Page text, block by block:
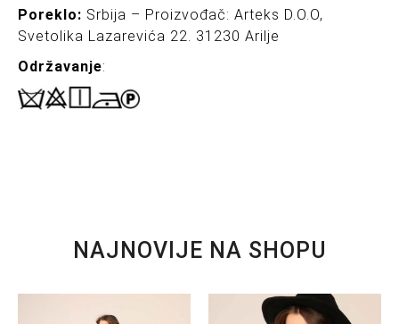
Poreklo: Srbija – Proizvođač: Arteks D.O.O,
Svetolika Lazarevića 22. 31230 Arilje
Održavanje:
NAJNOVIJE NA SHOPU